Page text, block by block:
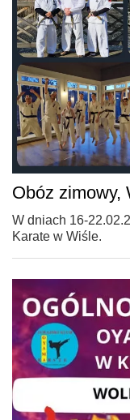
Obóz zimowy,
W dniach 16-
Karate w Wiśle.